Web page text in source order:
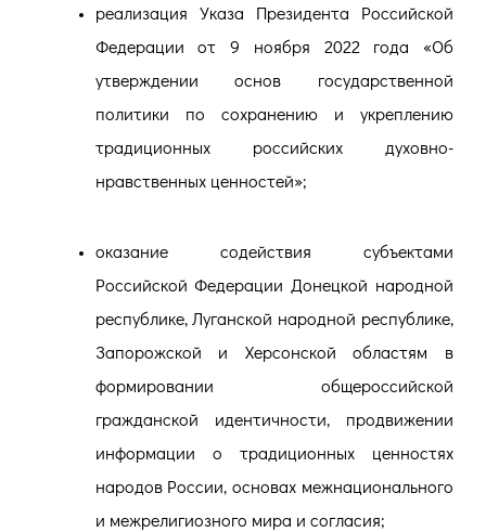
реализация Указа Президента Российской
Федерации от 9 ноября 2022 года «Об
утверждении основ государственной
политики по сохранению и укреплению
традиционных российских духовно-
нравственных ценностей»;
оказание содействия субъектами
Российской Федерации Донецкой народной
республике, Луганской народной республике,
Запорожской и Херсонской областям в
формировании общероссийской
гражданской идентичности, продвижении
информации о традиционных ценностях
народов России, основах межнационального
и межрелигиозного мира и согласия;